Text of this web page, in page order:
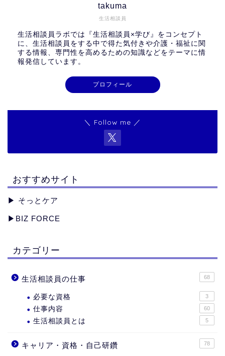
生活相談員
takuma
生活相談員ラボでは『生活相談員×学び』をコンセプト
に、生活相談員をする中で得た気付きや介護・福祉に関
する情報、専門性を高めるための知識などをテーマに情
報発信しています。
プロフィール
＼ Follow me ／
おすすめサイト
▶︎ そっとケア
▶︎ BIZ FORCE
カテゴリー
生活相談員の仕事 68
必要な資格 3
仕事内容 60
生活相談員とは 5
キャリア・資格・自己研鑽 78